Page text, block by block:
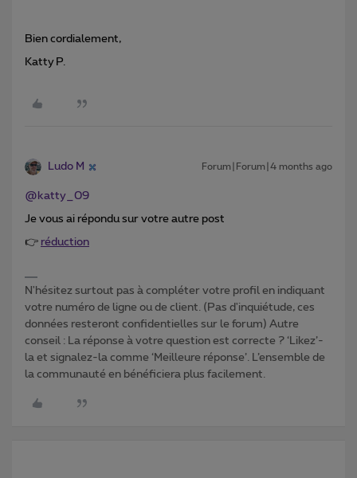
Bien cordialement,
Katty P.
Ludo M Forum|Forum|4 months ago
@katty_09
Je vous ai répondu sur votre autre post
👉 réduction
N'hésitez surtout pas à compléter votre profil en indiquant
votre numéro de ligne ou de client. (Pas d'inquiétude, ces
données resteront confidentielles sur le forum) Autre
conseil : La réponse à votre question est correcte ? ‘Likez’-
la et signalez-la comme ‘Meilleure réponse’. L’ensemble de
la communauté en bénéficiera plus facilement.